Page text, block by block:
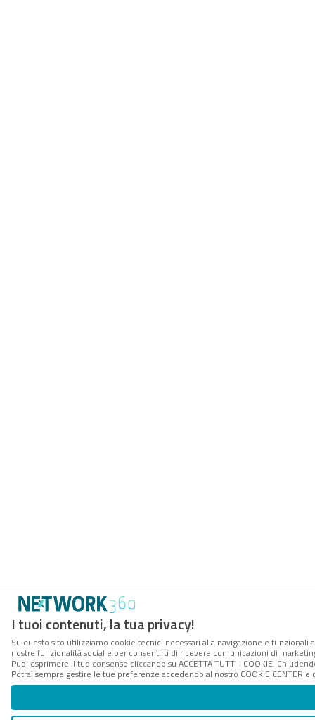
I tuoi contenuti, la tua privacy!
Su questo sito utilizziamo cookie tecnici necessari alla navigazione e
nostre funzionalità social e per consentirti di ricevere comunicazioni di
Puoi esprimere il tuo consenso cliccando su ACCETTA TUTTI I COOKIE.
Potrai sempre gestire le tue preferenze accedendo al nostro COOKIE